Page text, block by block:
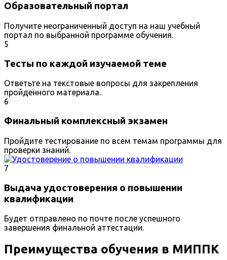
Образовательный портал
Получите неограниченный доступ на наш учебный
портал по выбранной программе обучения.
5
Тесты по каждой изучаемой теме
Ответьте на текстовые вопросы для закрепления
пройденного материала.
6
Финальный комплексный экзамен
Пройдите тестирование по всем темам программы для
проверки знаний.
7
Выдача удостоверения о повышении
квалификации
Будет отправлено по почте после успешного
завершения финальной аттестации.
Преимущества обучения в МИППК